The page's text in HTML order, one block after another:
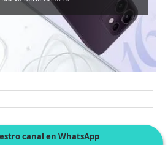
canal en WhatsApp